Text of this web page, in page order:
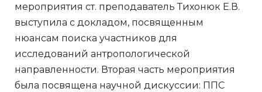
мероприятия ст. преподаватель Тихонюк Е.В.
выступила с докладом, посвященным
нюансам поиска участников для
исследований антропологической
направленности. Вторая часть мероприятия
была посвящена научной дискуссии: ППС